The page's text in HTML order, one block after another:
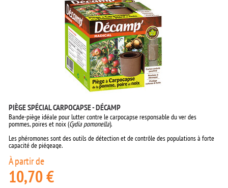
PIÈGE SPÉCIAL CARPOCAPSE - DÉCAMP
Bande-piège idéale pour lutter contre le carpocapse responsable du ver des
pommes, poires et noix (Cydia pomonella).
Les phéromones sont des outils de détection et de contrôle des populations à forte
capacité de piégeage.
À partir de
10,70 €